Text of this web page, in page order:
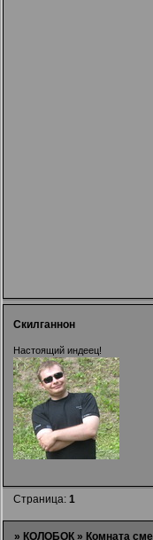
Скилганнон
Настоящий индеец!
Страница: 1
» КОЛОБОК » Комната